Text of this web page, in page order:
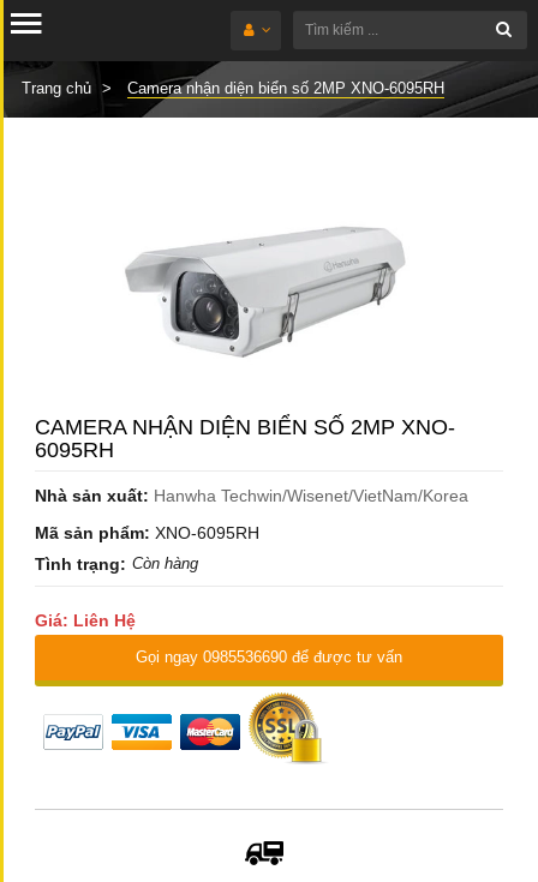
Trang chủ Camera nhận diện biển số 2MP XNO-6095RH
CAMERA NHẬN DIỆN BIỂN SỐ 2MP XNO-
6095RH
Nhà sản xuất: Hanwha Techwin/Wisenet/VietNam/Korea
Mã sản phẩm: XNO-6095RH
Tình trạng: Còn hàng
Giá: Liên Hệ
Gọi ngay 0985536690 để được tư vấn